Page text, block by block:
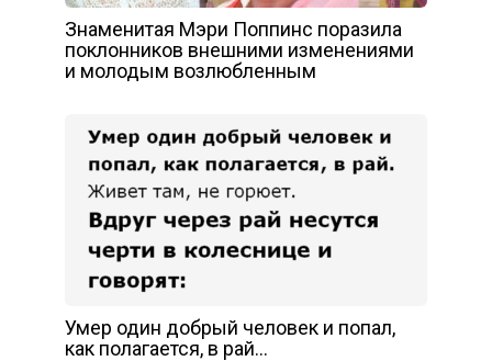
Знаменитая Мэри Поппинс поразила
поклонников внешними изменениями
и молодым возлюбленным
Умер один добрый человек и попал,
как полагается, в рай…